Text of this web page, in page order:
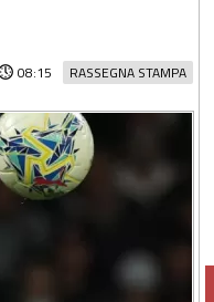
RASSEGNA STAMPA
08:15